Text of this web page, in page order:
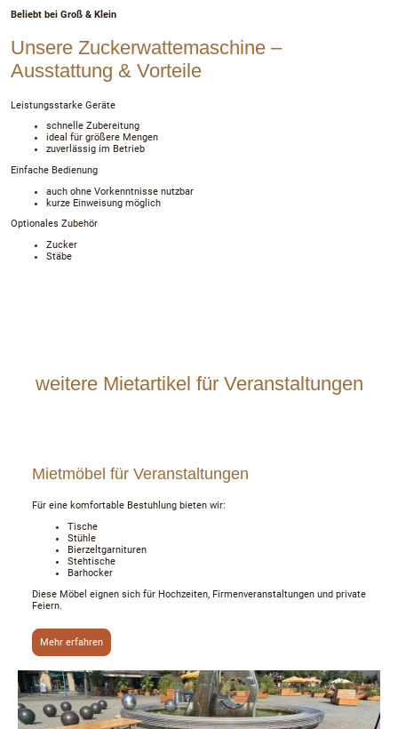
Beliebt bei Groß & Klein
Unsere Zuckerwattemaschine –
Ausstattung & Vorteile
Leistungsstarke Geräte
schnelle Zubereitung
ideal für größere Mengen
zuverlässig im Betrieb
Einfache Bedienung
auch ohne Vorkenntnisse nutzbar
kurze Einweisung möglich
Optionales Zubehör
Zucker
Stäbe
weitere Mietartikel für Veranstaltungen
Mietmöbel für Veranstaltungen
Für eine komfortable Bestuhlung bieten wir:
Tische
Stühle
Bierzeltgarnituren
Stehtische
Barhocker
Diese Möbel eignen sich für Hochzeiten, Firmenveranstaltungen und private
Feiern.
Mehr erfahren